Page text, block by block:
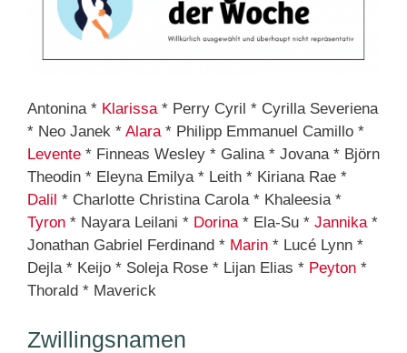
Antonina * Klarissa* Perry Cyril * Cyrilla Severiena
* Neo Janek * Alara* Philipp Emmanuel Camillo *
Levente * Finneas Wesley * Galina * Jovana * Björn
Theodin * Eleyna Emilya * Leith * Kiriana Rae *
Dalil * Charlotte Christina Carola * Khaleesia *
Tyron * Nayara Leilani * Dorina* Ela-Su * Jannika*
Jonathan Gabriel Ferdinand * Marin * Lucé Lynn *
Dejla * Keijo * Soleja Rose * Lijan Elias * Peyton *
Thorald * Maverick
Zwillingsnamen